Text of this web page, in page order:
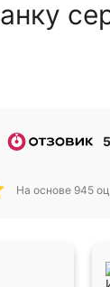
На основе 945